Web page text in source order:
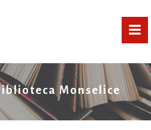
Monselice